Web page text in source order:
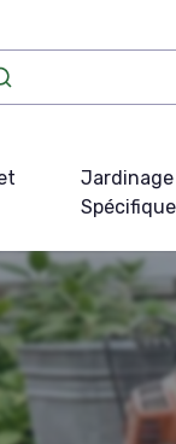
Jardinage
Spécifique